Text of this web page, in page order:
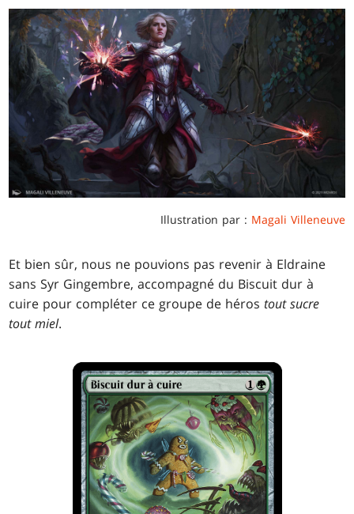
Illustration par : Magali Villeneuve
Et bien sûr, nous ne pouvions pas revenir à Eldraine
sans Syr Gingembre, accompagné du Biscuit dur à
cuire pour compléter ce groupe de hérostout sucre
tout miel.